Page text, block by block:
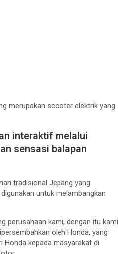
merupakan scooter elektrik yang
interaktif melalui
sensasi balapan
tradisional Jepang yang
untuk melambangkan
perusahaan kami, dengan itu kami
oleh Honda, yang
Honda kepada masyarakat di